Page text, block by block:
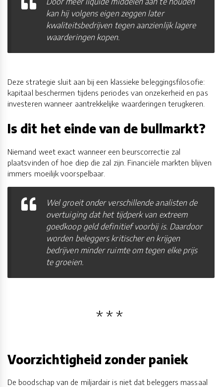
kan hij volgens eigen zeggen later
kwaliteitsbedrijven tegen aanzienlijk lagere
waarderingen kopen.
Deze strategie sluit aan bij een klassieke beleggingsfilosofie:
kapitaal beschermen tijdens periodes van onzekerheid en pas
investeren wanneer aantrekkelijke waarderingen terugkeren.
Is dit het einde van de bullmarkt?
Niemand weet exact wanneer een beurscorrectie zal
plaatsvinden of hoe diep die zal zijn. Financiële markten blijven
immers moeilijk voorspelbaar.
Wel groeit onder verschillende analisten de
overtuiging dat het tijdperk van extreem
goedkoop geld definitief voorbij is. Daardoor
worden beleggers kritischer en krijgen
bedrijven minder ruimte om tegen elke prijs
te groeien.
Voorzichtigheid zonder paniek
De boodschap van de miljardair is niet dat beleggers massaal